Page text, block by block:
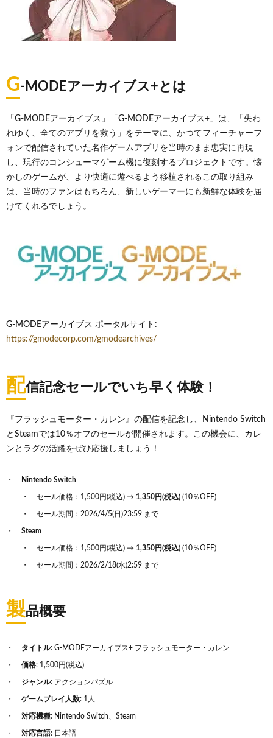
G-MODEアーカイブス+とは
「G-MODEアーカイブス」「G-MODEアーカイブス+」は、「失わ
れゆく、全てのアプリを救う」をテーマに、かつてフィーチャーフ
ォンで配信されていた名作ゲームアプリを当時のまま忠実に再現
し、現行のコンシューマゲーム機に復刻するプロジェクトです。懐
かしのゲームが、より快適に遊べるよう移植されるこの取り組み
は、当時のファンはもちろん、新しいゲーマーにも新鮮な体験を届
けてくれるでしょう。
G-MODEアーカイブス ポータルサイト:
https://gmodecorp.com/gmodearchives/
配信記念セールでいち早く体験！
『フラッシュモーター・カレン』の配信を記念し、Nintendo Switch
とSteamでは10％オフのセールが開催されます。この機会に、カレ
ンとラグの活躍をぜひ応援しましょう！
Nintendo Switch
セール価格：1,500円(税込) → 1,350円(税込) (10％OFF)
セール期間：2026/4/5(日)23:59 まで
Steam
セール価格：1,500円(税込) → 1,350円(税込) (10％OFF)
セール期間：2026/2/18(水)2:59 まで
製品概要
タイトル: G-MODEアーカイブス+ フラッシュモーター・カレン
価格: 1,500円(税込)
ジャンル: アクションパズル
ゲームプレイ人数: 1人
対応機種: Nintendo Switch、Steam
対応言語: 日本語